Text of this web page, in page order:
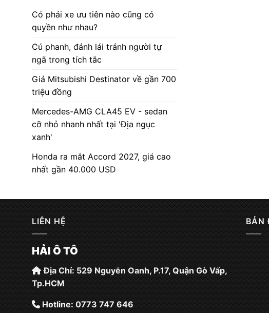
Có phải xe ưu tiên nào cũng có
quyền như nhau?
Cú phanh, đánh lái tránh người tự
ngã trong tích tắc
Giá Mitsubishi Destinator về gần 700
triệu đồng
Mercedes-AMG CLA45 EV - sedan
cỡ nhỏ nhanh nhất tại 'Địa ngục
xanh'
Honda ra mắt Accord 2027, giá cao
nhất gần 40.000 USD
LIÊN HỆ
HẢI Ô TÔ
Địa Chỉ: 529 Nguyễn Oanh, P.17, Quận Gò Vấp,
Tp.HCM
Hotline: 0773 747 646
BẢN